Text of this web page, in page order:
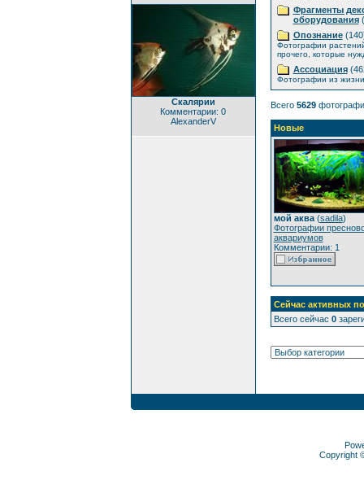
Скалярии
Комментарии: 0
AlexanderV
Фрагменты
оборудования
Опознание
Фотографии
прочего, которые
Ассоциация
Фотографии из
Всего 5629
Новые
мой аква(sadila)
Фотографии
аквариумов
Комментарии: 1
Сейчас активных
Всего сейчас 0
Copyright